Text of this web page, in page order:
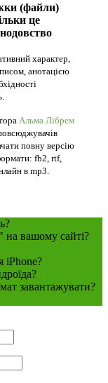
(файли)
це
характер,
анотацією
Альма Лібрем
повну версію
fb2, rtf,
в mp3.
на вашому сайті?
iPhone?
завантажувати?